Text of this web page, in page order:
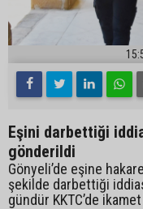
Eşini darbettiği
gönderildi
Gönyeli’de eşine
şekilde darbettiği
gündür KKTC’de